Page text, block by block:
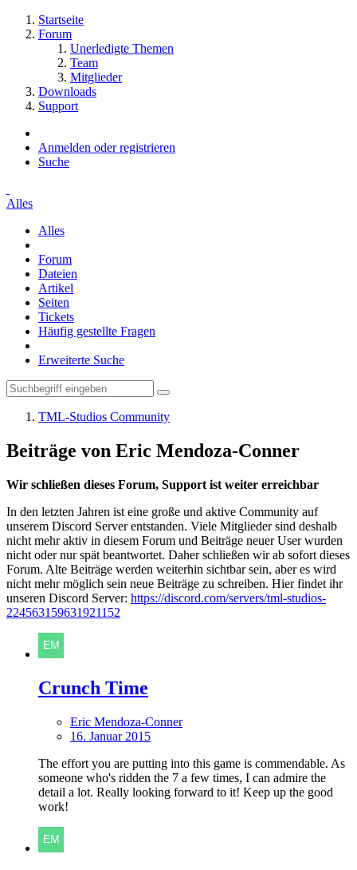
Startseite
Forum
Unerledigte Themen
Team
Mitglieder
Downloads
Support
Anmelden oder registrieren
Suche
Alles
Alles
Forum
Dateien
Artikel
Seiten
Tickets
Häufig gestellte Fragen
Erweiterte Suche
TML-Studios Community
Beiträge von Eric Mendoza-Conner
Wir schließen dieses Forum, Support ist weiter erreichbar
In den letzten Jahren ist eine große und aktive Community auf
unserem Discord Server entstanden. Viele Mitglieder sind deshalb
nicht mehr aktiv in diesem Forum und Beiträge neuer User wurden
nicht oder nur spät beantwortet. Daher schließen wir ab sofort dieses
Forum. Alte Beiträge werden weiterhin sichtbar sein, aber es wird
nicht mehr möglich sein neue Beiträge zu schreiben. Hier findet ihr
unseren Discord Server: https://discord.com/servers/tml-studios-
224563159631921152
Crunch Time
Eric Mendoza-Conner
16. Januar 2015
The effort you are putting into this game is commendable. As
someone who's ridden the 7 a few times, I can admire the
detail a lot. Really looking forward to it! Keep up the good
work!